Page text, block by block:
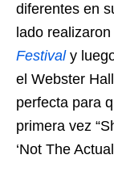
diferentes en
lado
Festival y
el Webster
perfecta para
primera vez
‘Not The